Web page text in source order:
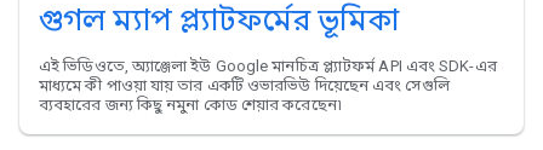
গুগল ম্যাপ প্ল্যাটফর্মের ভূমিকা
এই ভিডিওতে, অ্যাঞ্জেলা ইউ Google মানচিত্র প্ল্যাটফর্ম API এবং SDK-এর
মাধ্যমে কী পাওয়া যায় তার একটি ওভারভিউ দিয়েছেন এবং সেগুলি
ব্যবহারের জন্য কিছু নমুনা কোড শেয়ার করেছেন৷